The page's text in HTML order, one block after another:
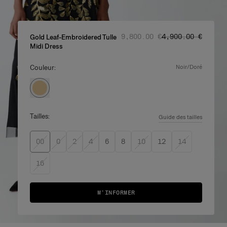
Gold Leaf-Embroidered Tulle
Midi Dress
Prix d'origine:
‌9,800.00 €Prix
‌4,900.00 €
Couleur: noir/doré
Tailles: Guide des tailles
00 0 2 4 6 8 10 12 14
16
M’INFORMER